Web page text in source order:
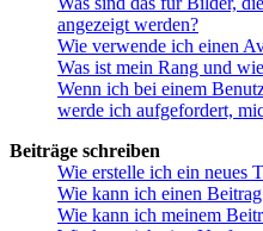
angezeigt werden?
Wie verwende ich einen
Was ist mein Rang und
Wenn ich bei einem
werde ich aufgefordert,
Beiträge schreiben
Wie erstelle ich ein neues
Wie kann ich einen
Wie kann ich meinem